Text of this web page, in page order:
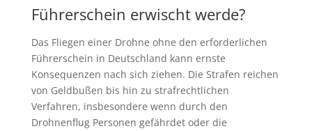
Führerschein erwischt werde?
Das Fliegen einer Drohne ohne den erforderlichen
Führerschein in Deutschland kann ernste
Konsequenzen nach sich ziehen. Die Strafen reichen
von Geldbußen bis hin zu strafrechtlichen
Verfahren, insbesondere wenn durch den
Drohnenflug Personen gefährdet oder die